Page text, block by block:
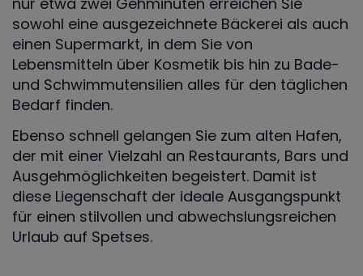
sowohl eine ausgezeichnete Bäckerei als auch
einen Supermarkt, in dem Sie von
Lebensmitteln über Kosmetik bis hin zu Bade-
und Schwimmutensilien alles für den täglichen
Bedarf finden.
Ebenso schnell gelangen Sie zum alten Hafen,
der mit einer Vielzahl an Restaurants, Bars und
Ausgehmöglichkeiten begeistert. Damit ist
diese Liegenschaft der ideale Ausgangspunkt
für einen stilvollen und abwechslungsreichen
Urlaub auf Spetses.